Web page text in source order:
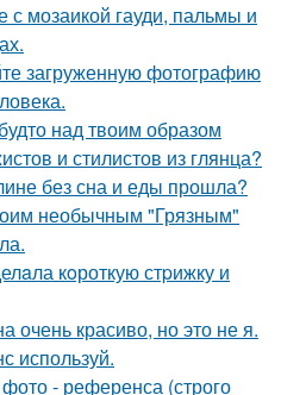
с мозаикой гауди, пальмы и
загруженную фотографию
над твоим образом
и стилистов из глянца?
без сна и еды прошла?
необычным "Грязным"
кoроткую стpижку и
очень красиво, но это не я.
используй.
- референса (строго